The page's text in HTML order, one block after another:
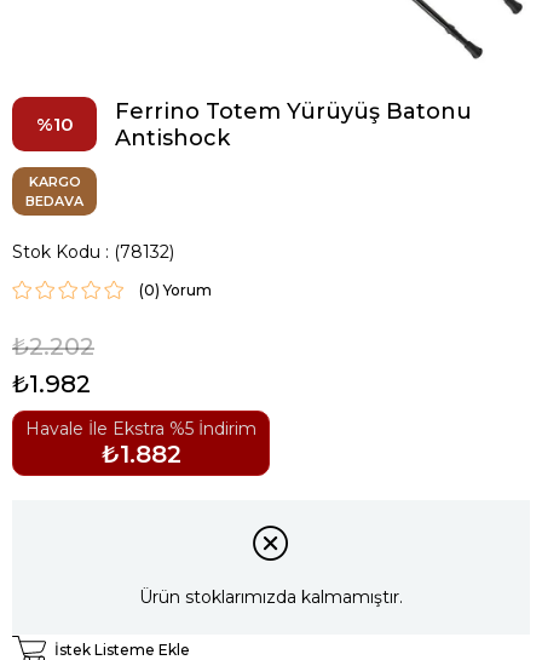
10
Ferrino Totem Yürüyüş Batonu
Antishock
KARGO
BEDAVA
Stok Kodu (78132)
(0)
₺2.202
₺1.982
Havale İle Ekstra %5 İndirim
₺1.882
Ürün stoklarımızda kalmamıştır.
İstek Listeme Ekle